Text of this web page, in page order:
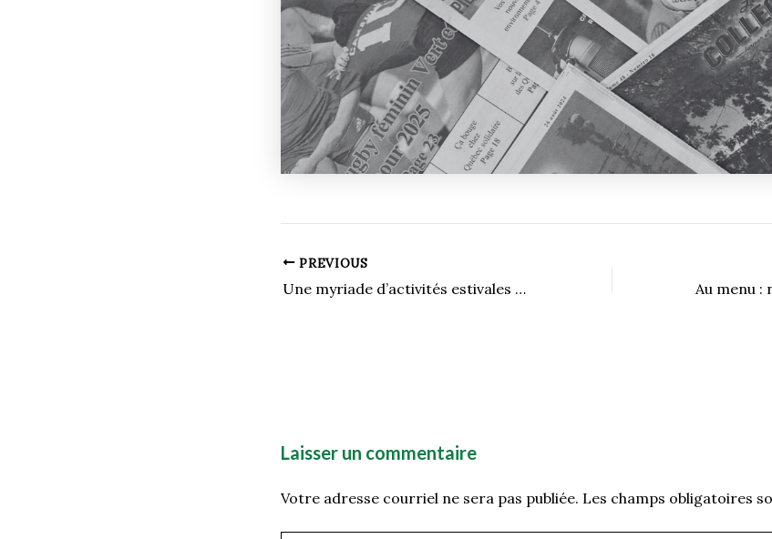
PREVIOUS
Une myriade d’activités estivales en plein air
Laisser un commentaire
Votre adresse courriel ne sera pas publiée. Les champs obligatoires